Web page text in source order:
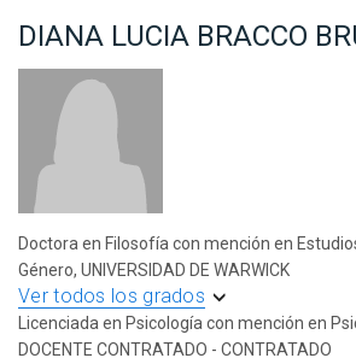
DIANA LUCIA BRACCO
Doctora en Filosofía con mención en
Género, UNIVERSIDAD DE WARWICK
Ver todos los grados
Licenciada en Psicología con mención en
DOCENTE CONTRATADO - CONTRATADO